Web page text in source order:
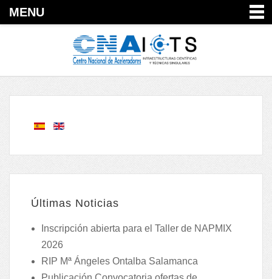
MENU
Últimas Noticias
Inscripción abierta para el Taller de NAPMIX
2026
RIP Mª Ángeles Ontalba Salamanca